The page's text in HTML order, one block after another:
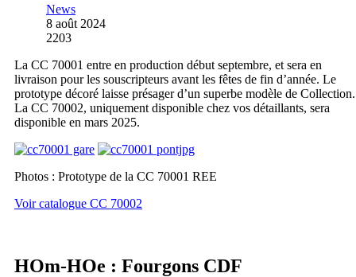
News
8 août 2024
2203
La CC 70001 entre en production début septembre, et sera en
livraison pour les souscripteurs avant les fêtes de fin d’année. Le
prototype décoré laisse présager d’un superbe modèle de Collection.
La CC 70002, uniquement disponible chez vos détaillants, sera
disponible en mars 2025.
Photos : Prototype de la CC 70001 REE
Voir catalogue CC 70002
HOm-HOe : Fourgons CDF